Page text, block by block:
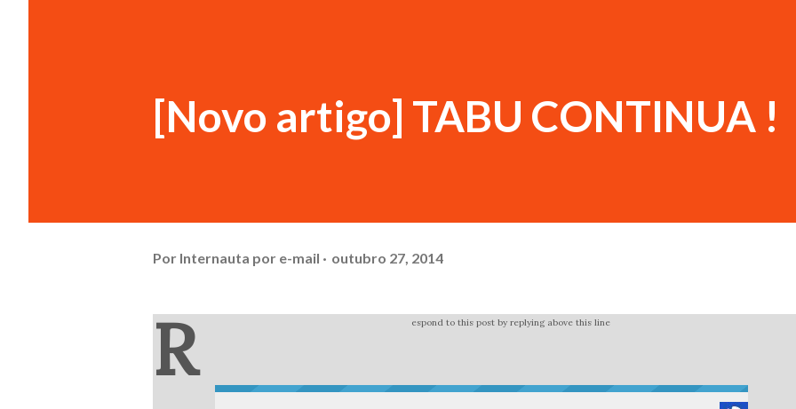
[Novo artigo] TABU CONTINUA !
Por Internauta por e-mail outubro 27, 2014
R espond to this post by replying above this line